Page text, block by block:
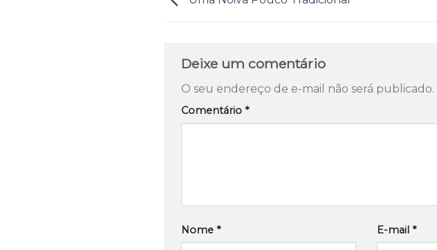
Deixe um comentário
O seu endereço de e-mail não será publicado.
Comentário *
Nome * E-mail*